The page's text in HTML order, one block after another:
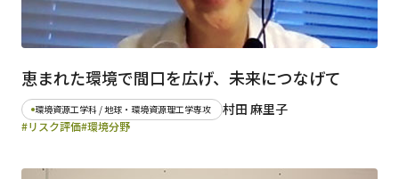
恵まれた環境で間口を広げ、未来につなげて
環境資源工学科 / 地球・環境資源理工学専攻 村田 麻里子
#リスク評価#環境分野